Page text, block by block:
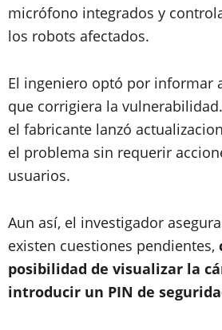
micrófono integrados y
los robots afectados.
El ingeniero optó por informar
que corrigiera la
el fabricante lanzó
el problema sin requerir
usuarios.
Aun así, el investigador
existen cuestiones pendientes,
posibilidad de visualizar la
introducir un PIN de